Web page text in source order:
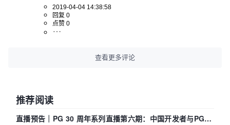
2019-04-04 14:38:58
回复 0
点赞 0
查看更多评论
推荐阅读
直播预告｜PG 30 周年系列直播第六期：中国开发者与PG内